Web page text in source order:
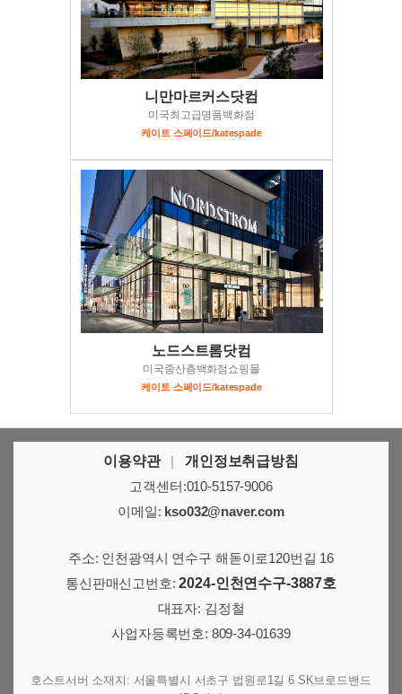
니만마르커스닷컴
미국최고급명품백화점
케이트 스페이드/katespade
노드스트롬닷컴
미국중산층백화점쇼핑몰
케이트 스페이드/katespade
이용약관 |
개인정보취급방침
고객센터:010-5157-9006
이메일: kso032@naver.com
주소: 인천광역시 연수구 해돋이로120번길 16
통신판매신고번호:2024-인천연수구-3887호
대표자: 김정철
사업자등록번호: 809-34-01639
호스트서버 소재지: 서울특별시 서초구 법원로1길 6 SK브로드밴드